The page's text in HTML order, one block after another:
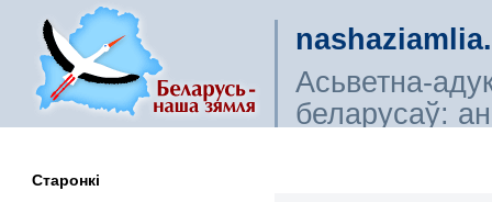
Асьветна-
беларусаў:
Старонкі